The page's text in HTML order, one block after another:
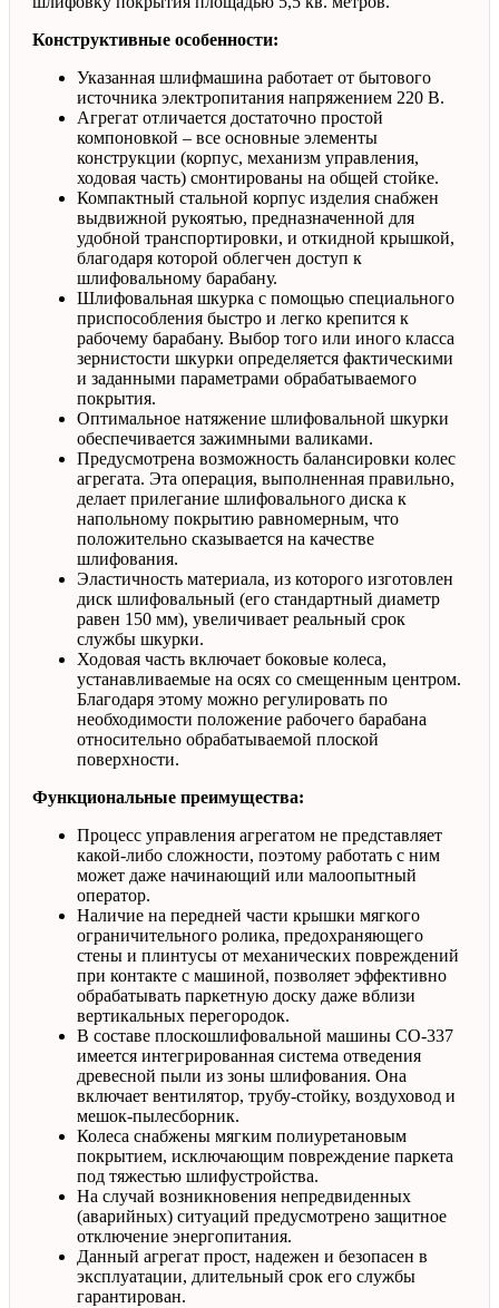
Конструктивные особенности:
Указанная шлифмашина работает от бытового
источника электропитания напряжением 220 В.
Агрегат отличается достаточно простой
компоновкой – все основные элементы
конструкции (корпус, механизм управления,
ходовая часть) смонтированы на общей стойке.
Компактный стальной корпус изделия снабжен
выдвижной рукоятью, предназначенной для
удобной транспортировки, и откидной крышкой,
благодаря которой облегчен доступ к
шлифовальному барабану.
Шлифовальная шкурка с помощью специального
приспособления быстро и легко крепится к
рабочему барабану. Выбор того или иного класса
зернистости шкурки определяется фактическими
и заданными параметрами обрабатываемого
покрытия.
Оптимальное натяжение шлифовальной шкурки
обеспечивается зажимными валиками.
Предусмотрена возможность балансировки колес
агрегата. Эта операция, выполненная правильно,
делает прилегание шлифовального диска к
напольному покрытию равномерным, что
положительно сказывается на качестве
шлифования.
Эластичность материала, из которого изготовлен
диск шлифовальный (его стандартный диаметр
равен 150 мм), увеличивает реальный срок
службы шкурки.
Ходовая часть включает боковые колеса,
устанавливаемые на осях со смещенным центром.
Благодаря этому можно регулировать по
необходимости положение рабочего барабана
относительно обрабатываемой плоской
поверхности.
Функциональные преимущества:
Процесс управления агрегатом не представляет
какой-либо сложности, поэтому работать с ним
может даже начинающий или малоопытный
оператор.
Наличие на передней части крышки мягкого
ограничительного ролика, предохраняющего
стены и плинтусы от механических повреждений
при контакте с машиной, позволяет эффективно
обрабатывать паркетную доску даже вблизи
вертикальных перегородок.
В составе плоскошлифовальной машины СО-337
имеется интегрированная система отведения
древесной пыли из зоны шлифования. Она
включает вентилятор, трубу-стойку, воздуховод и
мешок-пылесборник.
Колеса снабжены мягким полиуретановым
покрытием, исключающим повреждение паркета
под тяжестью шлифустройства.
На случай возникновения непредвиденных
(аварийных) ситуаций предусмотрено защитное
отключение энергопитания.
Данный агрегат прост, надежен и безопасен в
эксплуатации, длительный срок его службы
гарантирован.